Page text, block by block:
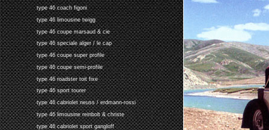
type 46 coach figoni
type 46 limousine twigg
type 46 coupe marsaud & cie
type 46 speciale alger / le cap
type 46 coupe super profile
type 46 coupe semi-profile
type 46 roadster toit fixe
type 46 sport tourer
type 46 cabriolet neuss / erdmann-rossi
type 46 limousine reinbolt & christe
type 46 cabriolet sport gangloff